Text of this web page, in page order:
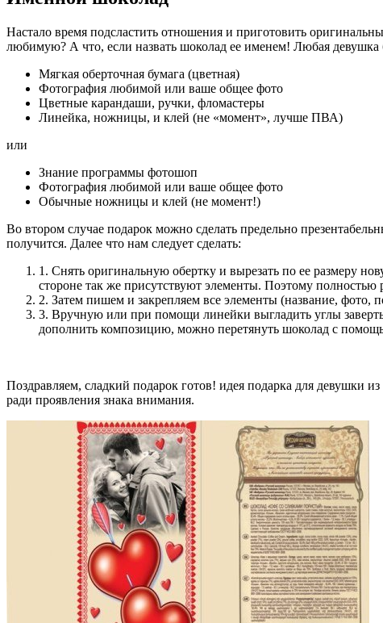
Настало время подсластить отношения и приготовить
любимую? А что, если назвать шоколад ее именем! Любая девушка
Мягкая оберточная бумага (цветная)
Фотография любимой или ваше общее фото
Цветные карандаши, ручки, фломастеры
Линейка, ножницы, и клей (не «момент», лучше ПВА)
или
Знание программы фотошоп
Фотография любимой или ваше общее фото
Обычные ножницы и клей (не момент!)
Во втором случае подарок можно сделать предельно
получится. Далее что нам следует сделать:
1. Снять оригинальную обертку и вырезать по ее размеру
стороне так же присутствуют элементы. Поэтому полностью
2. Затем пишем и закрепляем все элементы (название, фото,
3. Вручную или при помощи линейки выгладить углы
дополнить композицию, можно перетянуть шоколад с
Поздравляем, сладкий подарок готов! идея подарка для девушки
ради проявления знака внимания.